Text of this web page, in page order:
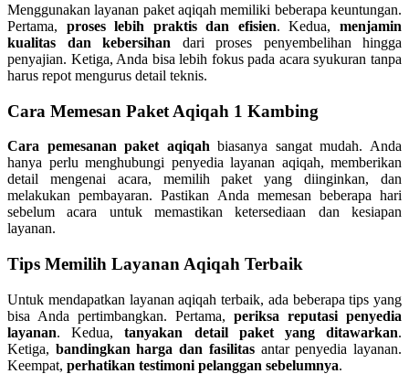
Menggunakan layanan paket aqiqah memiliki beberapa keuntungan.
Pertama, proses lebih praktis dan efisien. Kedua,menjamin
kualitas dan kebersihan dari proses penyembelihan hingga
penyajian. Ketiga, Anda bisa lebih fokus pada acara syukuran tanpa
harus repot mengurus detail teknis.
Cara Memesan Paket Aqiqah 1 Kambing
Cara pemesanan paket aqiqah biasanya sangat mudah. Anda
hanya perlu menghubungi penyedia layanan aqiqah, memberikan
detail mengenai acara, memilih paket yang diinginkan, dan
melakukan pembayaran. Pastikan Anda memesan beberapa hari
sebelum acara untuk memastikan ketersediaan dan kesiapan
layanan.
Tips Memilih Layanan Aqiqah Terbaik
Untuk mendapatkan layanan aqiqah terbaik, ada beberapa tips yang
bisa Anda pertimbangkan. Pertama, periksa reputasi penyedia
layanan. Kedua,tanyakan detail paket yang ditawarkan.
Ketiga, bandingkan harga dan fasilitasantar penyedia layanan.
Keempat, perhatikan testimoni pelanggan sebelumnya.